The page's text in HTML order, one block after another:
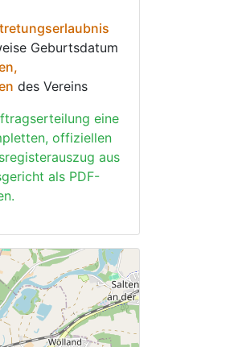
Geburtsdatum
des Vereins
eine
offiziellen
aus
als PDF-